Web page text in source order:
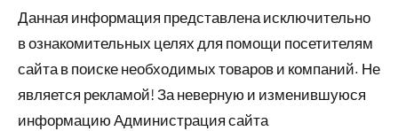
Данная информация представлена исключительно
в ознакомительных целях для помощи посетителям
сайта в поиске необходимых товаров и компаний. Не
является рекламой! За неверную и изменившуюся
информацию Администрация сайта